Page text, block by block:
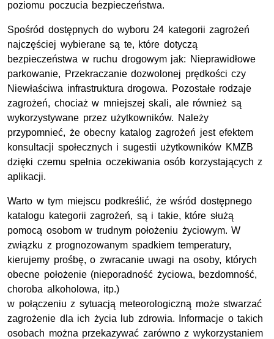
poziomu poczucia bezpieczeństwa.
Spośród dostępnych do wyboru 24 kategorii zagrożeń
najczęściej wybierane są te, które dotyczą
bezpieczeństwa w ruchu drogowym jak: Nieprawidłowe
parkowanie, Przekraczanie dozwolonej prędkości czy
Niewłaściwa infrastruktura drogowa. Pozostałe rodzaje
zagrożeń, chociaż w mniejszej skali, ale również są
wykorzystywane przez użytkowników. Należy
przypomnieć, że obecny katalog zagrożeń jest efektem
konsultacji społecznych i sugestii użytkowników KMZB
dzięki czemu spełnia oczekiwania osób korzystających z
aplikacji.
Warto w tym miejscu podkreślić, że wśród dostępnego
katalogu kategorii zagrożeń, są i takie, które służą
pomocą osobom w trudnym położeniu życiowym. W
związku z prognozowanym spadkiem temperatury,
kierujemy prośbę, o zwracanie uwagi na osoby, których
obecne położenie (nieporadność życiowa, bezdomność,
choroba alkoholowa, itp.)
w połączeniu z sytuacją meteorologiczną może stwarzać
zagrożenie dla ich życia lub zdrowia. Informacje o takich
osobach można przekazywać zarówno z wykorzystaniem